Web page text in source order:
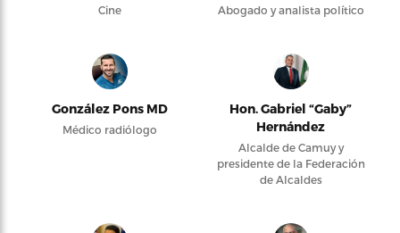
Cine Abogado y analista político
González Pons MD
Médico radiólogo
Hon. Gabriel “Gaby”
Hernández
Alcalde de Camuy y
presidente de la Federación
de Alcaldes